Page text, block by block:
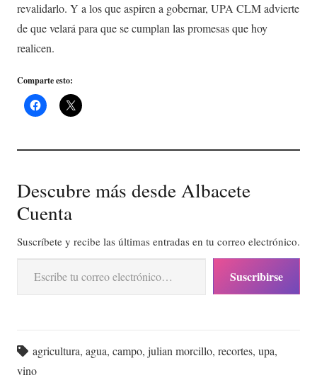
revalidarlo. Y a los que aspiren a gobernar, UPA CLM advierte
de que velará para que se cumplan las promesas que hoy
realicen.
Comparte esto:
Descubre más desde Albacete
Cuenta
Suscríbete y recibe las últimas entradas en tu correo electrónico.
Escribe tu correo electrónico…
Suscribirse
agricultura,agua,campo,julian morcillo,recortes,upa,
vino